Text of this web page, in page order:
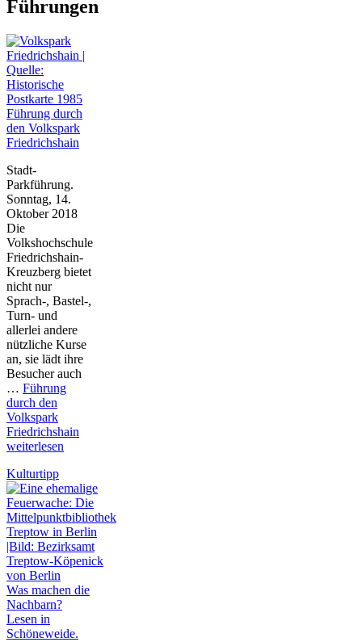
Führungen
Führung durch
den Volkspark
Friedrichshain
Stadt-
Parkführung.
Sonntag, 14.
Oktober 2018
Die
Volkshochschule
Friedrichshain-
Kreuzberg bietet
nicht nur
Sprach-, Bastel-,
Turn- und
allerlei andere
nützliche Kurse
an, sie lädt ihre
Besucher auch
… Führung
durch den
Volkspark
Friedrichshain
weiterlesen
Kulturtipp
Was machen die
Nachbarn?
Lesen in
Schöneweide.